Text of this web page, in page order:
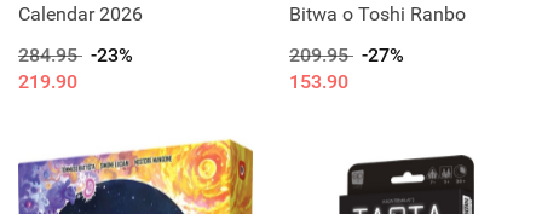
Calendar 2026
284.95 -23%
219.90
Bitwa o Toshi Ranbo
209.95 -27%
153.90